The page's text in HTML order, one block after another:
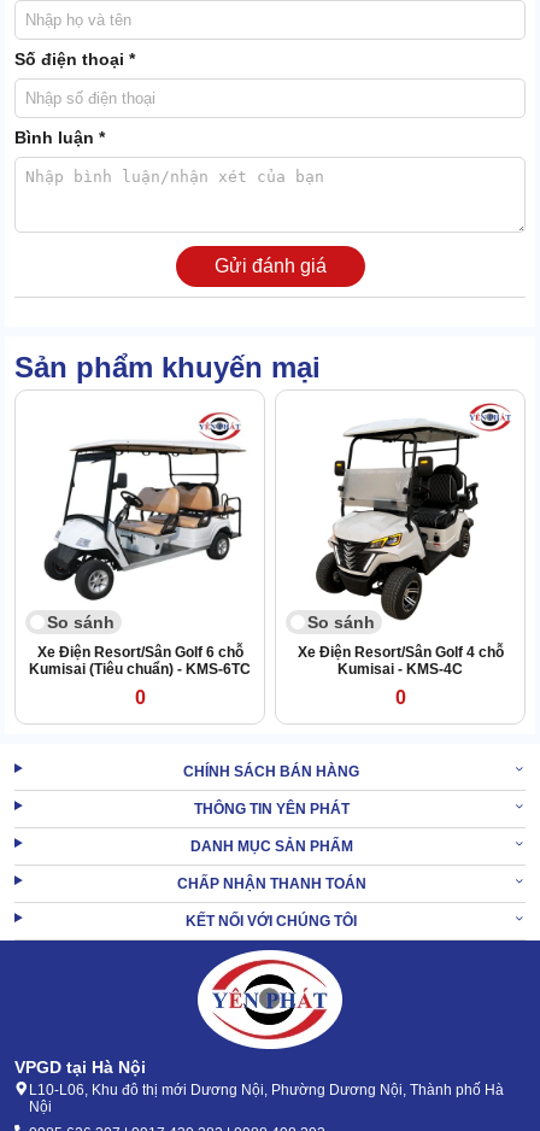
Số điện thoại *
Bình luận *
Gửi đánh giá
Sản phẩm khuyến mại
So sánh
Xe Điện Resort/Sân Golf 6 chỗ
Kumisai (Tiêu chuẩn) - KMS-6TC
0
So sánh
Xe Điện Resort/Sân Golf 4 chỗ
Kumisai - KMS-4C
0
CHÍNH SÁCH BÁN HÀNG
THÔNG TIN YÊN PHÁT
DANH MỤC SẢN PHẨM
CHẤP NHẬN THANH TOÁN
KẾT NỐI VỚI CHÚNG TÔI
VPGD tại Hà Nội
L10-L06, Khu đô thị mới Dương Nội, Phường Dương Nội, Thành phố Hà
Nội